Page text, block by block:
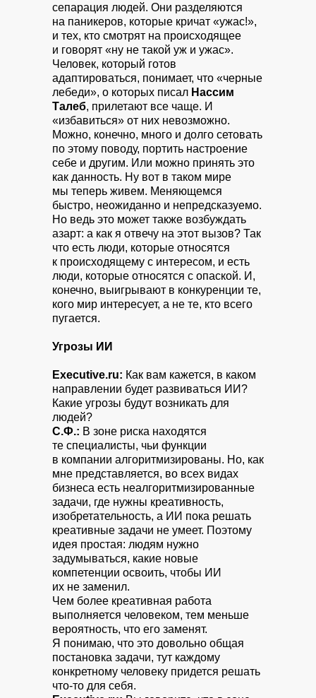
сепарация людей. Они разделяются
на паникеров, которые кричат «ужас!»,
и тех, кто смотрят на происходящее
и говорят «ну не такой уж и ужас».
Человек, который готов
адаптироваться, понимает, что «черные
лебеди», о которых писал Нассим
Талеб, прилетают все чаще. И
«избавиться» от них невозможно.
Можно, конечно, много и долго сетовать
по этому поводу, портить настроение
себе и другим. Или можно принять это
как данность. Ну вот в таком мире
мы теперь живем. Меняющемся
быстро, неожиданно и непредсказуемо.
Но ведь это может также возбуждать
азарт: а как я отвечу на этот вызов? Так
что есть люди, которые относятся
к происходящему с интересом, и есть
люди, которые относятся с опаской. И,
конечно, выигрывают в конкуренции те,
кого мир интересует, а не те, кто всего
пугается.
Угрозы ИИ
Executive.ru: Как вам кажется, в каком
направлении будет развиваться ИИ?
Какие угрозы будут возникать для
людей?
С.Ф.: В зоне риска находятся
те специалисты, чьи функции
в компании алгоритмизированы. Но, как
мне представляется, во всех видах
бизнеса есть неалгоритмизированные
задачи, где нужны креативность,
изобретательность, а ИИ пока решать
креативные задачи не умеет. Поэтому
идея простая: людям нужно
задумываться, какие новые
компетенции освоить, чтобы ИИ
их не заменил.
Чем более креативная работа
выполняется человеком, тем меньше
вероятность, что его заменят.
Я понимаю, что это довольно общая
постановка задачи, тут каждому
конкретному человеку придется решать
что-то для себя.